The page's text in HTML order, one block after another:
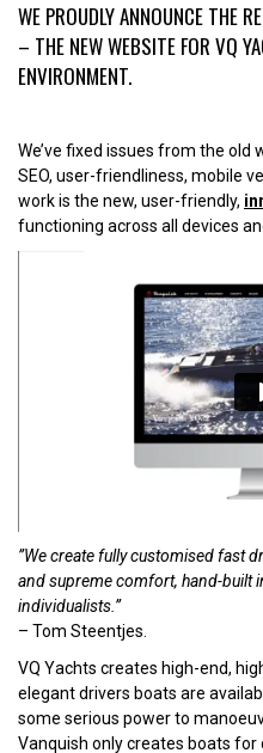
WE PROUDLY ANNOUNCE THE
– THE NEW WEBSITE FOR VQ
ENVIRONMENT.
We’ve fixed issues from the old
SEO, user-friendliness, mobile
work is the new, user-friendly,
functioning across all devices
”We create fully customised fast
and supreme comfort, hand-built
individualists.”
– Tom Steentjes.
VQ Yachts creates high-end,
elegant drivers boats are
some serious power to
Vanquish only creates boats